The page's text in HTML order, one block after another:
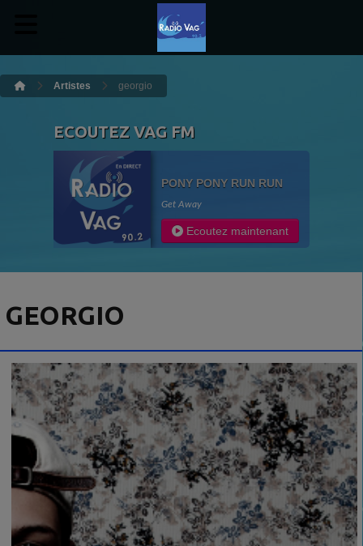
Artistes georgio
ECOUTEZ VAG FM
PONY PONY RUN RUN
Get Away
Ecoutez maintenant
GEORGIO